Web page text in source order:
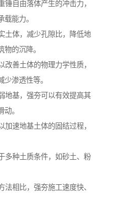
锤自由落体产生的冲击力，
能力。
土体，减少孔隙比，降低地
的沉降。
善土体的物理力学性质，
渗透性等。
地基，强夯可以有效提高其
。
速地基土体的固结过程，
多种土质条件，如砂土、粉
法相比，强夯施工速度快、